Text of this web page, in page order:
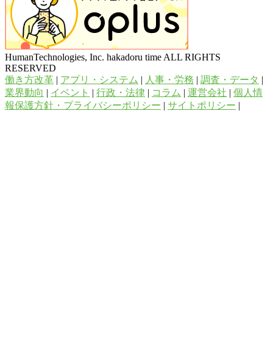
HumanTechnologies, Inc. hakadoru time ALL RIGHTS
RESERVED
働き方改革 | アプリ・システム | 人事・労務 | 調査・データ |
業界動向 | イベント | 行政・法律 | コラム | 運営会社 | 個人情
報保護方針・プライバシーポリシー | サイトポリシー |